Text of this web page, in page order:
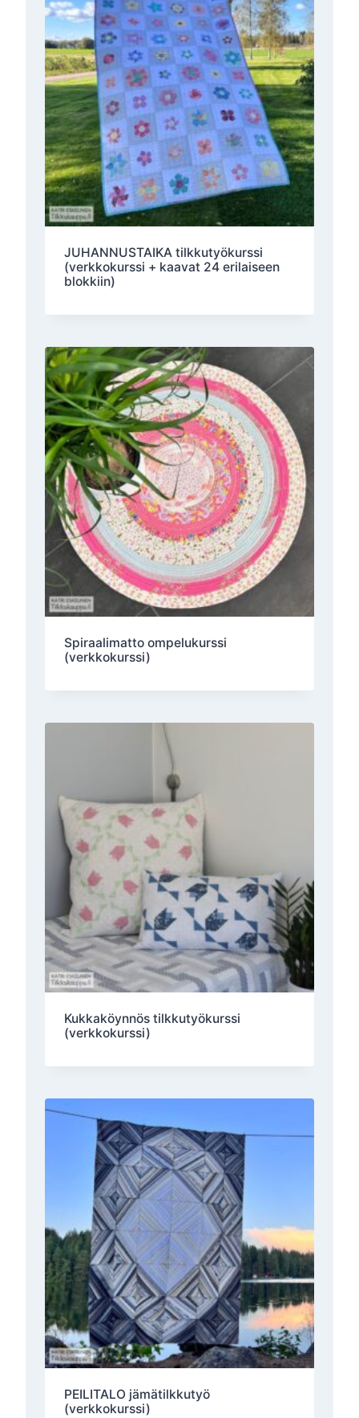
JUHANNUSTAIKA tilkkutyökurssi
(verkkokurssi + kaavat 24 erilaiseen
blokkiin)
Spiraalimatto ompelukurssi
(verkkokurssi)
Kukkaköynnös tilkkutyökurssi
(verkkokurssi)
PEILITALO jämätilkkutyö
(verkkokurssi)